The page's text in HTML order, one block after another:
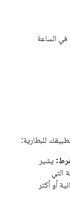
الساعة
للبطارية:
يشير
التي
المعالجة المركزية لمدة 90 ثانية أو أكثر